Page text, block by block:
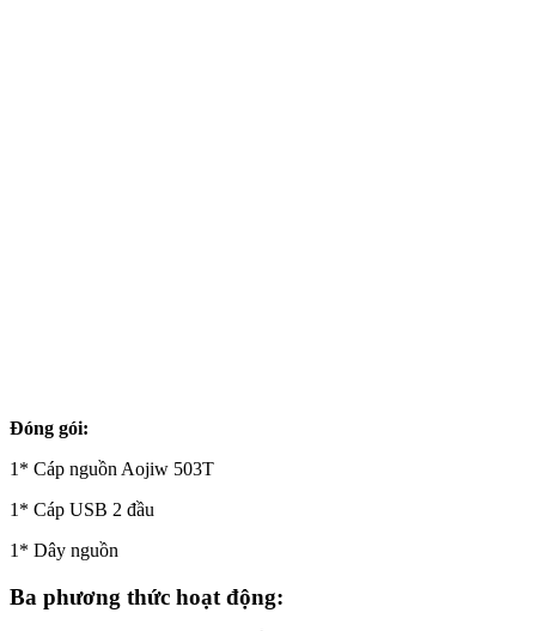
Đóng gói:
1* Cáp nguồn Aojiw 503T
1* Cáp USB 2 đầu
1* Dây nguồn
Ba phương thức hoạt động: